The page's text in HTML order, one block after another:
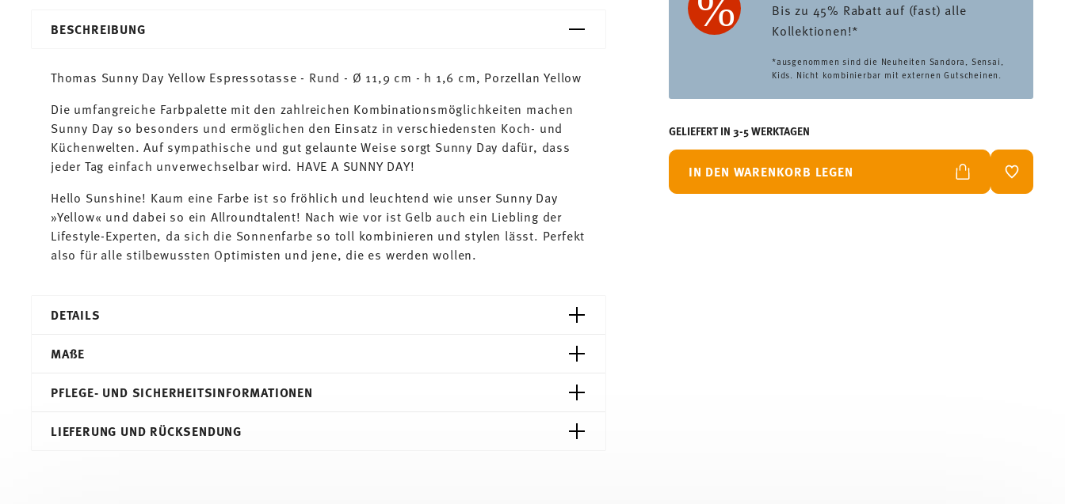
Bis zu 45% Rabatt auf (fast) alle
Kollektionen!*
*ausgenommen sind die Neuheiten Sandora, Sensai,
Kids. Nicht kombinierbar mit externen Gutscheinen.
GELIEFERT IN 3-5 WERKTAGEN
IN DEN WARENKORB LEGEN ADD TO
BESCHREIBUNG
Thomas Sunny Day Yellow Espressotasse - Rund - Ø 11,9 cm - h 1,6 cm, Porzellan Yellow
Die umfangreiche Farbpalette mit den zahlreichen Kombinationsmöglichkeiten machen
Sunny Day so besonders und ermöglichen den Einsatz in verschiedensten Koch- und
Küchenwelten. Auf sympathische und gut gelaunte Weise sorgt Sunny Day dafür, dass
jeder Tag einfach unverwechselbar wird. HAVE A SUNNY DAY!
Hello Sunshine! Kaum eine Farbe ist so fröhlich und leuchtend wie unser Sunny Day
»Yellow« und dabei so ein Allroundtalent! Nach wie vor ist Gelb auch ein Liebling der
Lifestyle-Experten, da sich die Sonnenfarbe so toll kombinieren und stylen lässt. Perfekt
also für alle stilbewussten Optimisten und jene, die es werden wollen.
DETAILS
Porzellan
10850-408502-14721
MAßE
11,90 cm
PFLEGE- UND SICHERHEITSINFORMATIONEN
LIEFERUNG UND RÜCKSENDUNG